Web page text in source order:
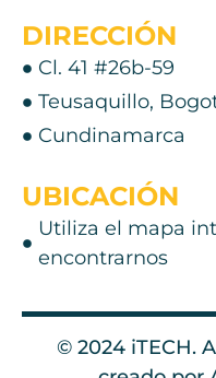
DIRECCIÓN
Cl. 41 #26b-59
Teusaquillo,
Cundinamarca
UBICACIÓN
Utiliza el mapa
encontrarnos
© 2024 iTECH.